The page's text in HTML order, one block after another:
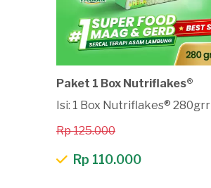
Paket 1 Box Nutriflakes®
Isi: 1 Box Nutriflakes® 280grr
Rp 125.000
Rp 110.000